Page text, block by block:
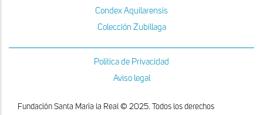
Condex Aquilarensis
Colección Zubillaga
Política de Privacidad
Aviso legal
Fundación Santa María la Real © 2025. Todos los derechos